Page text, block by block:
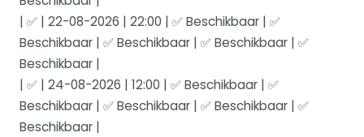
| ✅ | 22-08-2026 | 22:00 | ✅ Beschikbaar | ✅
Beschikbaar | ✅ Beschikbaar | ✅ Beschikbaar | ✅
Beschikbaar |
| ✅ | 24-08-2026 | 12:00 | ✅ Beschikbaar | ✅
Beschikbaar | ✅ Beschikbaar | ✅ Beschikbaar | ✅
Beschikbaar |